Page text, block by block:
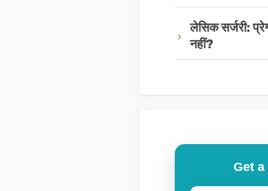
लेसिक सर्जरी:
नहीं?
Get